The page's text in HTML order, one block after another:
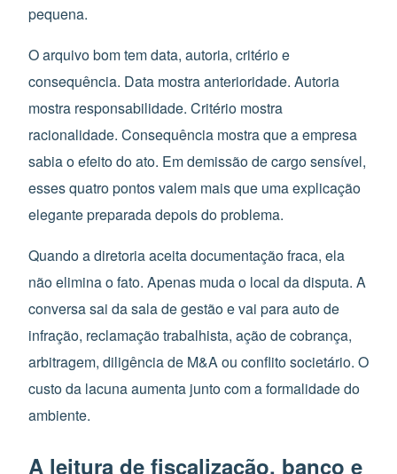
pequena.
O arquivo bom tem data, autoria, critério e
consequência. Data mostra anterioridade. Autoria
mostra responsabilidade. Critério mostra
racionalidade. Consequência mostra que a empresa
sabia o efeito do ato. Em demissão de cargo sensível,
esses quatro pontos valem mais que uma explicação
elegante preparada depois do problema.
Quando a diretoria aceita documentação fraca, ela
não elimina o fato. Apenas muda o local da disputa. A
conversa sai da sala de gestão e vai para auto de
infração, reclamação trabalhista, ação de cobrança,
arbitragem, diligência de M&A ou conflito societário. O
custo da lacuna aumenta junto com a formalidade do
ambiente.
A leitura de fiscalização, banco e